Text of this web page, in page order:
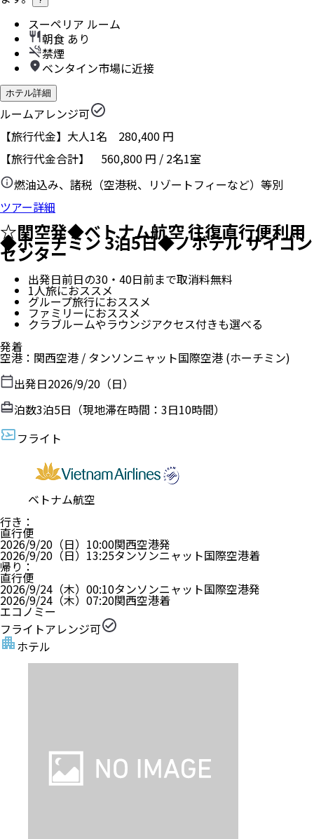
スーペリア ルーム
朝食 あり
禁煙
ベンタイン市場に近接
ホテル詳細
ルームアレンジ可
【旅行代金】大人1名 280,400 円
【旅行代金合計】 560,800 円 / 2名1室
燃油込み、諸税（空港税、リゾートフィーなど）等別
ツアー詳細
☆関空発◆ベトナム航空 往復直行便利用
◆ホーチミン 3泊5日◆ノボテル サイゴン
センター
出発日前日の30・40日前まで取消料無料
1人旅におススメ
グループ旅行におススメ
ファミリーにおススメ
クラブルームやラウンジアクセス付きも選べる
発着
空港 ： 関西空港 / タンソンニャット国際空港 (ホーチミン)
出発日2026/9/20（日）
泊数3泊5日（現地滞在時間： 3日10時間）
フライト
ベトナム航空
行き ：
直行便
2026/9/20（日） 10:00関西空港発
2026/9/20（日） 13:25タンソンニャット国際空港着
帰り ：
直行便
2026/9/24（木） 00:10タンソンニャット国際空港発
2026/9/24（木） 07:20関西空港着
エコノミー
フライトアレンジ可
ホテル